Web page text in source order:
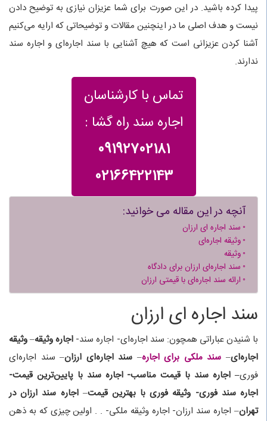
پیدا کرده باشید. در این صورت برای شما عزیزان نیازی به توضیح دادن
نیست و هدف اصلی ما در اینچنین مقالات و توضیحاتی که ارایه می‌کنیم
آشنا کردن عزیزانی است که هیچ آشنایی با سند اجاره‌ای و اجاره سند
ندارند.
تماس با کارشناسان
اجاره سند راه گشا :
09192702181
02166422143
آنچه در این مقاله می خوانید:
سند اجاره ای ارزان
وثیقه اجاره‌ای
وثیقه
سند اجاره‌ای ارزان برای دادگاه
ارائه سند اجاره‌ای با قیمتی ارزان
سند اجاره ای ارزان
با شنیدن عباراتی همچون: سند اجاره‌ای- اجاره سند- اجاره وثیقه–وثیقه
اجاره‌ای– سند ملکی برای اجاره– سند اجاره‌ای ارزان– سند اجاره‌ای
فوری– اجاره سند با قیمت مناسب- اجاره سند با پایین‌ترین قیمت-
اجاره سند فوری- وثیقه فوری با بهترین قیمت–اجاره سند ارزان در
تهران– اجاره سند ارزان- اجاره وثیقه ملکی- . . اولین چیزی که به ذهن